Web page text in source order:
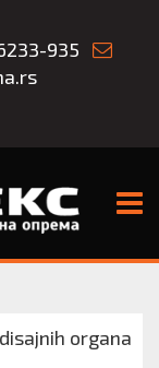
935
organa